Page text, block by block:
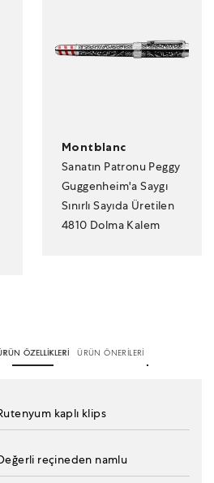
Montblanc
Sanatın Patronu Peggy
Guggenheim'a Saygı
Sınırlı Sayıda Üretilen
4810 Dolma Kalem
ÖZELLİKLERİ ÜRÜN ÖNERİLERİ
kaplı klips
reçineden namlu